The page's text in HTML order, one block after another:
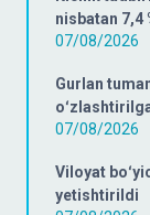
nisbatan 7,4
07/08/2026
Gurlan
07/08/2026
Viloyat
yetishtirildi